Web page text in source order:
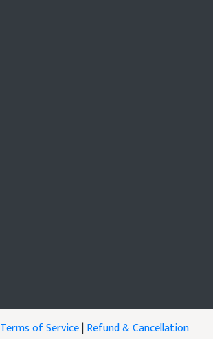
Terms of Service|Refund & Cancellation